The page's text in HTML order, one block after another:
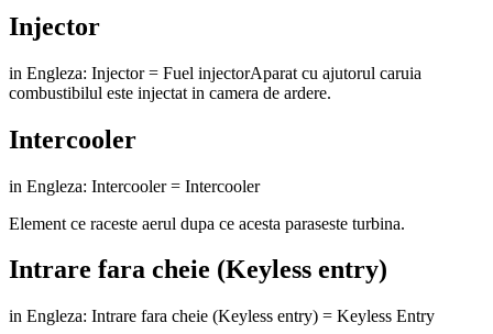
Injector
in Engleza: Injector = Fuel injectorAparat cu ajutorul caruia
combustibilul este injectat in camera de ardere.
Intercooler
in Engleza: Intercooler = Intercooler
Element ce raceste aerul dupa ce acesta paraseste turbina.
Intrare fara cheie (Keyless entry)
in Engleza: Intrare fara cheie (Keyless entry) = Keyless Entry